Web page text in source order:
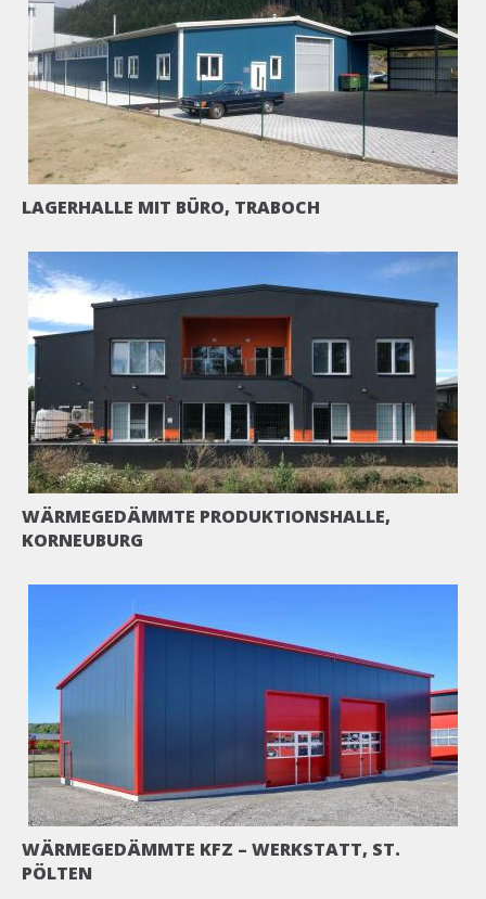
LAGERHALLE MIT BÜRO, TRABOCH
WÄRMEGEDÄMMTE PRODUKTIONSHALLE,
KORNEUBURG
WÄRMEGEDÄMMTE KFZ – WERKSTATT, ST.
PÖLTEN